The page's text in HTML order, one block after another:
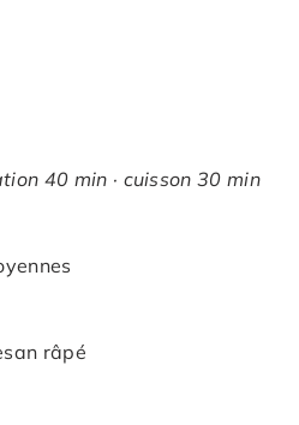
40 min · cuisson 30 min
râpé